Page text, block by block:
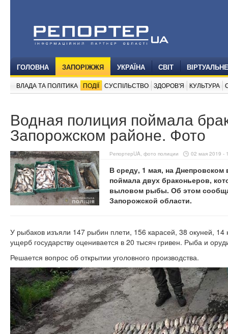
ГОЛОВНА ЗАПОРІЖЖЯ УКРАЇНА СВІТ
ВЛАДА ТА ПОЛІТИКА ПОДІЇ СУСПІЛЬСТВО ЗДОРОВ'Я КУЛЬТУРА
Водная полиция поймала
Запорожском районе. Фото
РепортерUA, фото полиции 02 мая 2019 -
В среду, 1 мая, на
поймала двух браконьеров,
выловом рыбы. Об этом
Запорожской области.
У рыбаков изъяли 147 рыбин плети, 156 карасей, 38 окуней,
ущерб государству оценивается в 20 тысяч гривен. Рыба и
Решается вопрос об открытии уголовного производства.